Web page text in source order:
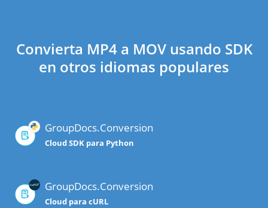
Convierta MP4 a MOV usando SDK
en otros idiomas populares
GroupDocs.Conversion
Cloud SDK para Python
GroupDocs.Conversion
Cloud para cURL